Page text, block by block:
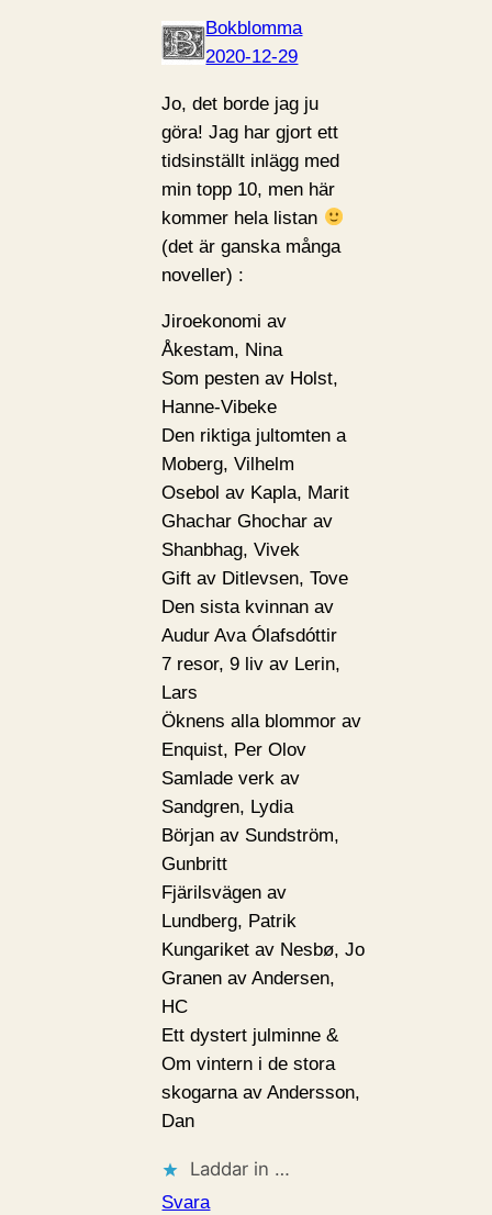
Bokblomma
2020-12-29
Jo, det borde jag ju
göra! Jag har gjort ett
tidsinställt inlägg med
min topp 10, men här
kommer hela listan
(det är ganska många
noveller) :
Jiroekonomi av
Åkestam, Nina
Som pesten av Holst,
Hanne-Vibeke
Den riktiga jultomten a
Moberg, Vilhelm
Osebol av Kapla, Marit
Ghachar Ghochar av
Shanbhag, Vivek
Gift av Ditlevsen, Tove
Den sista kvinnan av
Audur Ava Ólafsdóttir
7 resor, 9 liv av Lerin,
Lars
Öknens alla blommor av
Enquist, Per Olov
Samlade verk av
Sandgren, Lydia
Början av Sundström,
Gunbritt
Fjärilsvägen av
Lundberg, Patrik
Kungariket av Nesbø, Jo
Granen av Andersen,
HC
Ett dystert julminne &
Om vintern i de stora
skogarna av Andersson,
Dan
Laddar in …
Svara